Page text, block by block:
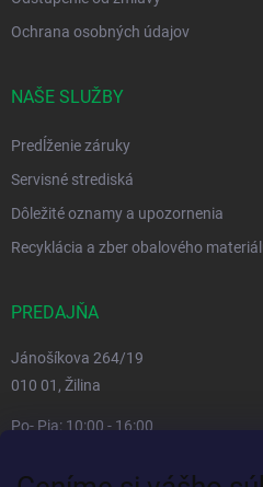
Ochrana osobných údajov
NAŠE SLUŽBY
Predĺženie záruky
Servisné strediská
Dôležité oznamy a upozornenia
Recyklácia a zber obalového
PREDAJŇA
Jánošíkova 264/19
010 01, Žilina
Po- Pia: 10:00 - 16:00
So, Ne: zatvorené